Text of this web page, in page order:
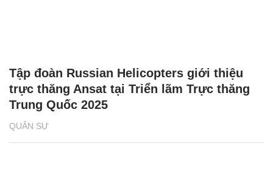
QUÂN SỰ
Tập đoàn Russian Helicopters giới thiệu
trực thăng Ansat tại Triển lãm Trực thăng
Trung Quốc 2025